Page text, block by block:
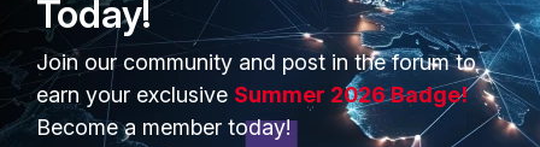
roberto_hurtado_sanc
New Member
Forum|Forum|17 years ago
ya revisastes el proteccion profile en la politica que
creastes
Today!
Join our community and post in the forum to
earn your exclusive Summer 2026 Badge!
Become a member today!